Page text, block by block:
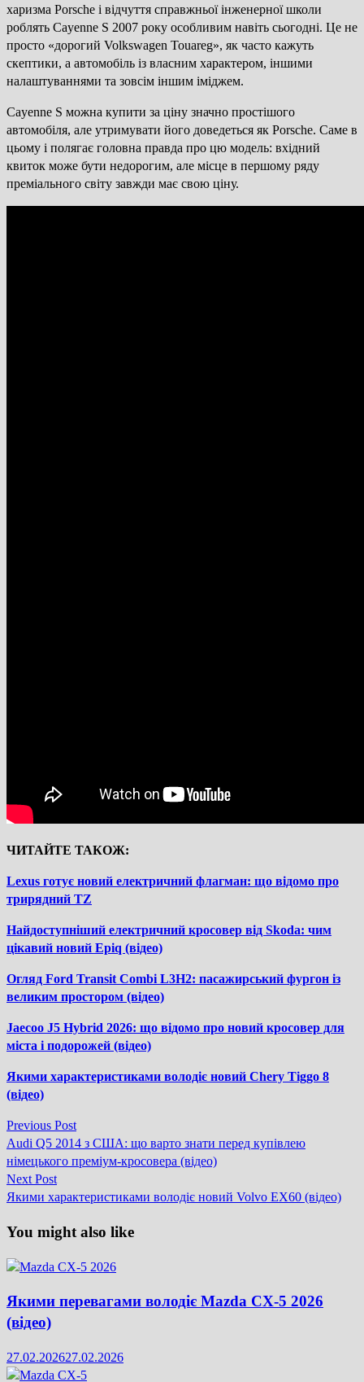
харизма Porsche і відчуття справжньої інженерної школи
роблять Cayenne S 2007 року особливим навіть сьогодні. Це не
просто «дорогий Volkswagen Touareg», як часто кажуть
скептики, а автомобіль із власним характером, іншими
налаштуваннями та зовсім іншим іміджем.
Cayenne S можна купити за ціну значно простішого
автомобіля, але утримувати його доведеться як Porsche. Саме в
цьому і полягає головна правда про цю модель: вхідний
квиток може бути недорогим, але місце в першому ряду
преміального світу завжди має свою ціну.
ЧИТАЙТЕ ТАКОЖ:
Lexus готує новий електричний флагман: що відомо про
трирядний TZ
Найдоступніший електричний кросовер від Skoda: чим
цікавий новий Epiq (відео)
Огляд Ford Transit Combi L3H2: пасажирський фургон із
великим простором (відео)
Jaecoo J5 Hybrid 2026: що відомо про новий кросовер для
міста і подорожей (відео)
Якими характеристиками володіє новий Chery Tiggo 8
(відео)
Навігація
записів
Previous PostPrevious
post:
Audi Q5 2014 з США: що варто знати перед купівлею
німецького преміум-кросовера (відео)
Next PostNext
post:
Якими характеристиками володіє новий Volvo EX60 (відео)
You might also like
Якими перевагами володіє Mazda CX-5 2026
(відео)
27.02.202627.02.2026